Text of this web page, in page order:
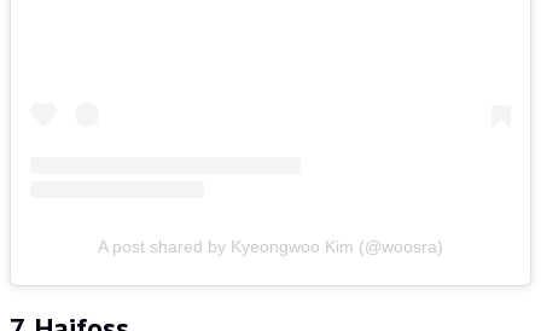
A post shared by Kyeongwoo Kim (@woosra)